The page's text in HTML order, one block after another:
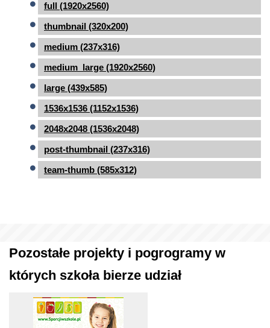
full (1920x2560)
thumbnail (320x200)
medium (237x316)
medium_large (1920x2560)
large (439x585)
1536x1536 (1152x1536)
2048x2048 (1536x2048)
post-thumbnail (237x316)
team-thumb (585x312)
Pozostałe projekty i pogrogramy w
których szkoła bierze udział